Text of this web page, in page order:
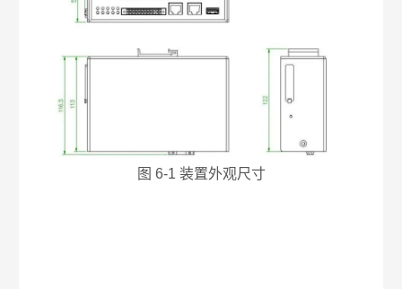
图 6-1 装置外观尺寸